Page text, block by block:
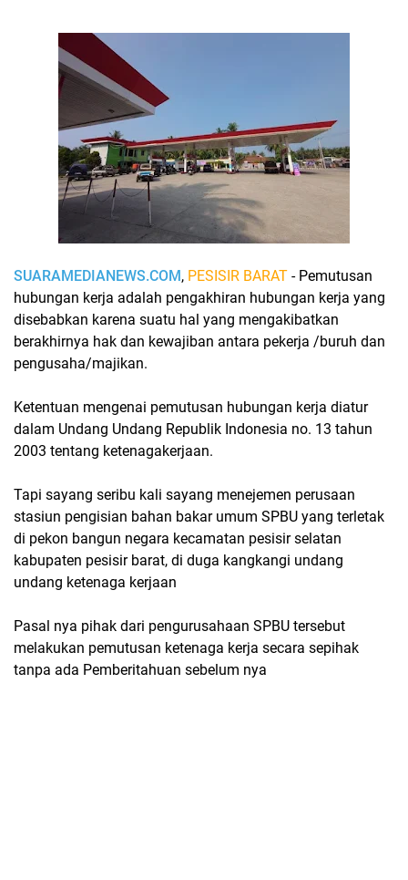
SUARAMEDIANEWS.COM , PESISIR BARAT - Pemutusan
hubungan kerja adalah pengakhiran hubungan kerja yang
disebabkan karena suatu hal yang mengakibatkan
berakhirnya hak dan kewajiban antara pekerja /buruh dan
pengusaha/majikan.
Ketentuan mengenai pemutusan hubungan kerja diatur
dalam Undang Undang Republik Indonesia no. 13 tahun
2003 tentang ketenagakerjaan.
Tapi sayang seribu kali sayang menejemen perusaan
stasiun pengisian bahan bakar umum SPBU yang terletak
di pekon bangun negara kecamatan pesisir selatan
kabupaten pesisir barat, di duga kangkangi undang
undang ketenaga kerjaan
Pasal nya pihak dari pengurusahaan SPBU tersebut
melakukan pemutusan ketenaga kerja secara sepihak
tanpa ada Pemberitahuan sebelum nya